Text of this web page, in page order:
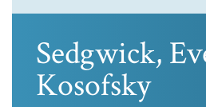
Sedgwick,
Kosofsky